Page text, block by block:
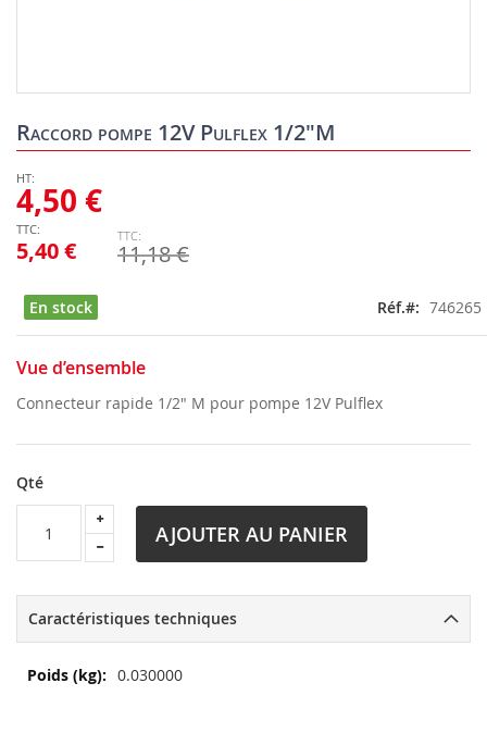
Raccord pompe 12V Pulflex 1/2"M
5,40 €
4,50 €
11,18 €
En stock Réf. 746265
Vue d’ensemble
Connecteur rapide 1/2" M pour pompe 12V Pulflex
Qté
AJOUTER AU PANIER
to
the
of
the
images
gallery
Caractéristiques techniques
Plus
0.030000